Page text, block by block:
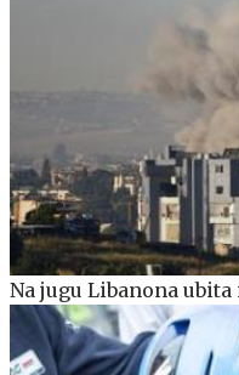
Na jugu Libanona